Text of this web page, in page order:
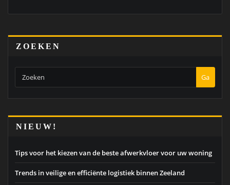
ZOEKEN
Ga
NIEUW!
Tips voor het kiezen van de beste afwerkvloer voor uw woning
Trends in veilige en efficiënte logistiek binnen Zeeland